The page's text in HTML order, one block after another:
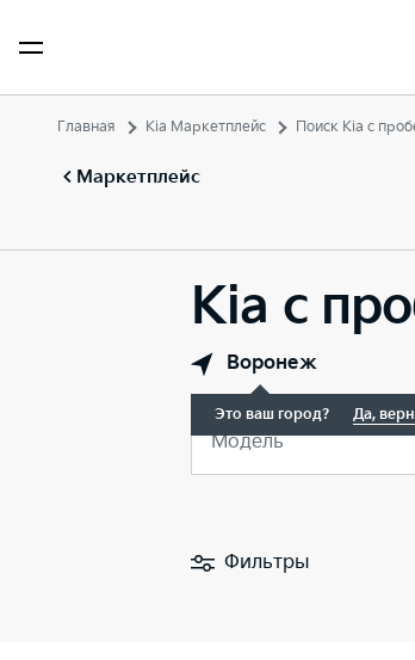
Главная Kia Маркетплейс Поиск Kia с
Маркетплейс
Kia с
Воронеж
Это ваш город? Да,
Модель
Фильтры